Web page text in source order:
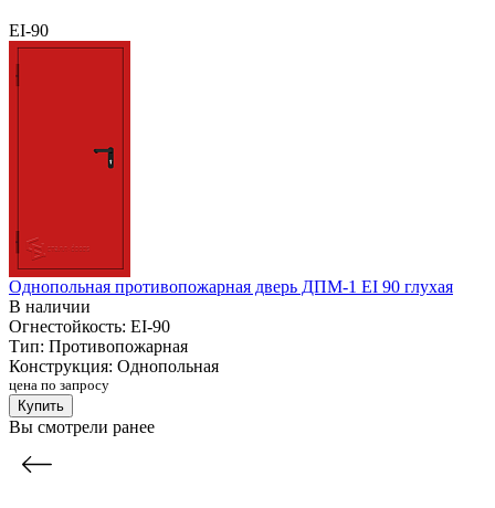
EI-90
Однопольная противопожарная дверь ДПМ-1 EI 90 глухая
В наличии
Огнестойкость: EI-90
Тип: Противопожарная
Конструкция: Однопольная
цена по запросу
Купить
Вы смотрели ранее